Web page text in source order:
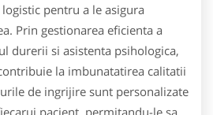
pentru a le asigura
Prin gestionarea eficienta a
durerii si asistenta psihologica,
la imbunatatirea calitatii
de ingrijire sunt personalizate
pacient, permitandu-le sa